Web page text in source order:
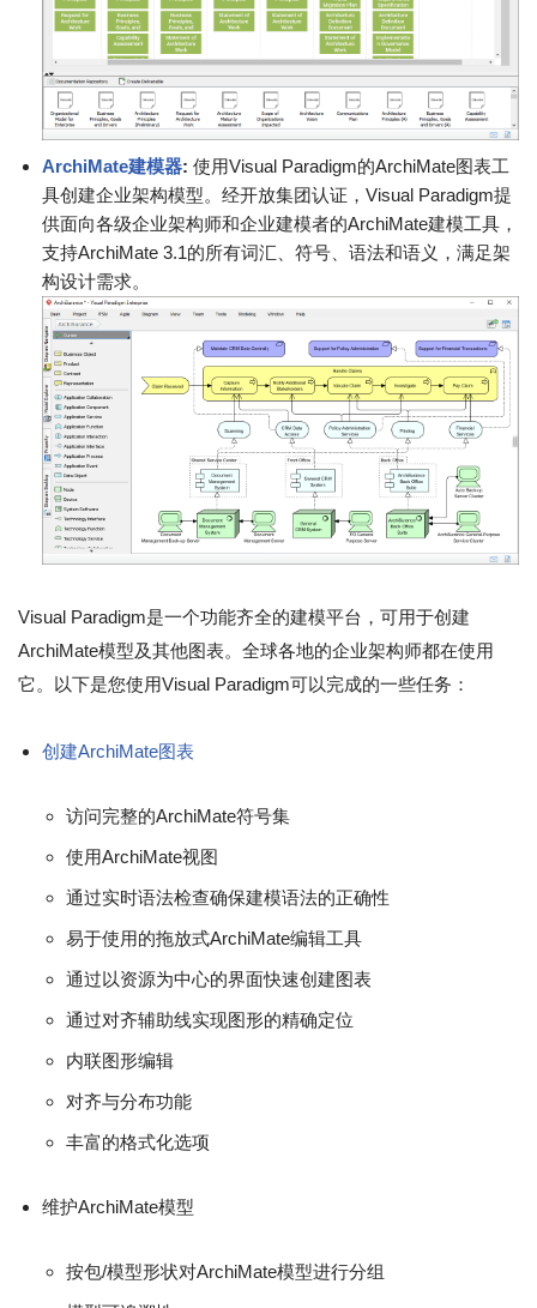
ArchiMate建模器: 使用Visual Paradigm的ArchiMate图表工
具创建企业架构模型。经开放集团认证，Visual Paradigm提
供面向各级企业架构师和企业建模者的ArchiMate建模工具，
支持ArchiMate 3.1的所有词汇、符号、语法和语义，满足架
构设计需求。
Visual Paradigm是一个功能齐全的建模平台，可用于创建
ArchiMate模型及其他图表。全球各地的企业架构师都在使用
它。以下是您使用Visual Paradigm可以完成的一些任务：
创建ArchiMate图表
访问完整的ArchiMate符号集
使用ArchiMate视图
通过实时语法检查确保建模语法的正确性
易于使用的拖放式ArchiMate编辑工具
通过以资源为中心的界面快速创建图表
通过对齐辅助线实现图形的精确定位
内联图形编辑
对齐与分布功能
丰富的格式化选项
维护ArchiMate模型
按包/模型形状对ArchiMate模型进行分组